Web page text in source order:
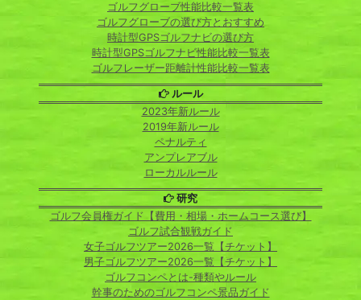
ゴルフグローブ性能比較一覧表
ゴルフグローブの選び方とおすすめ
時計型GPSゴルフナビの選び方
時計型GPSゴルフナビ性能比較一覧表
ゴルフレーザー距離計性能比較一覧表
ルール
2023年新ルール
2019年新ルール
ペナルティ
アンプレアブル
ローカルルール
研究
ゴルフ会員権ガイド【費用・相場・ホームコース選び】
ゴルフ試合観戦ガイド
女子ゴルフツアー2026一覧【チケット】
男子ゴルフツアー2026一覧【チケット】
ゴルフコンペとは-種類やルール
幹事のためのゴルフコンペ景品ガイド